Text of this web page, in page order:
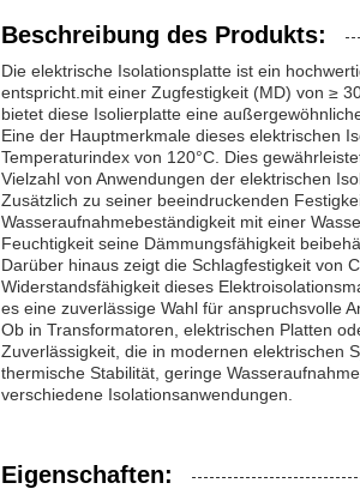
Beschreibung des Produkts:
Die elektrische Isolationsplatte ist ein
entspricht.mit einer Zugfestigkeit (MD) von ≥
bietet diese Isolierplatte eine
Eine der Hauptmerkmale dieses elektrischen
Temperaturindex von 120°C. Dies
Vielzahl von Anwendungen der elektrischen
Zusätzlich zu seiner beeindruckenden
Wasseraufnahmebeständigkeit mit einer
Feuchtigkeit seine Dämmungsfähigkeit
Darüber hinaus zeigt die Schlagfestigkeit von
Widerstandsfähigkeit dieses
es eine zuverlässige Wahl für anspruchsvolle
Ob in Transformatoren, elektrischen Platten
Zuverlässigkeit, die in modernen elektrischen
thermische Stabilität, geringe
verschiedene Isolationsanwendungen.
Eigenschaften: